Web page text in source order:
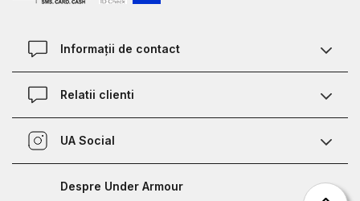
Informații de contact
Contact
Defineste marimea
Nota de informare prelucrare date competitii sportive
Relatii clienti
Termeni si conditii
Certificat garantie incaltaminte
UA Social
Despre Under Armour